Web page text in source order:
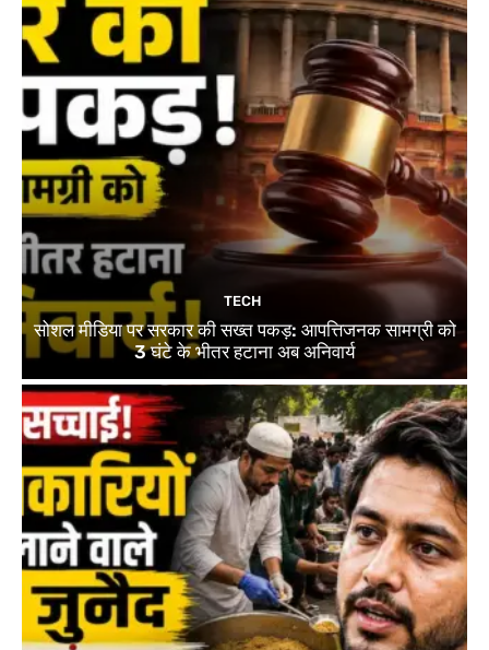
TECH
सोशल मीडिया पर सरकार की सख्त पकड़: आपत्तिजनक सामग्री को
3 घंटे के भीतर हटाना अब अनिवार्य